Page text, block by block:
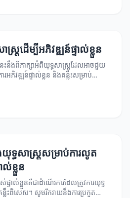
ស្ត្រដើម្បីអភិវឌ្ឍន៍ផ្ទាល់ខ្លួន
េះនឹងពិភាក្សាអំពីយុទ្ធសាស្ត្រដែលអាចជួយ
ារអភិវឌ្ឍន៍ផ្ទាល់ខ្លួន និងគន្លឹះសម្រាប់
យុទ្ធសាស្ត្រសម្រាប់ការលូត
ល់ខ្លួន
ទាល់ខ្លួនគឺជាដំណើរការដែលត្រូវការយុទ្ធ
ន្លឹះពិសេស។ សូមរីករាយនឹងការប្រកួត